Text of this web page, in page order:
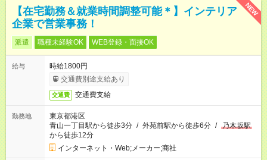
NEW
【在宅勤務＆就業時間調整可能＊】インテリア
企業で営業事務！
派遣 職種未経験OK WEB登録・面接OK
給与
時給1800円
交通費別途支給あり
交通費 交通費支給
勤務地
東京都港区
青山一丁目駅から徒歩3分 / 外苑前駅から徒歩6分 / 乃木坂駅
から徒歩12分
インターネット・Web;メーカー;商社